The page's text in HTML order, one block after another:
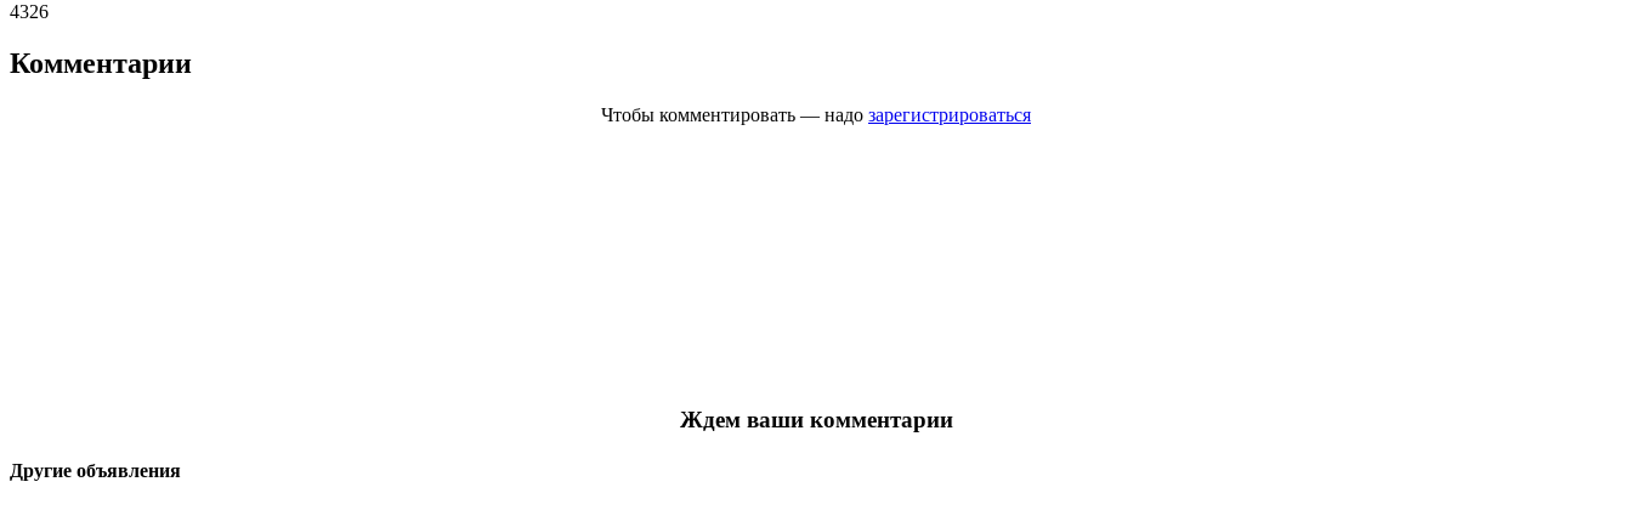
4326
Комментарии
Чтобы комментировать — надо зарегистрироваться
Ждем ваши комментарии
Другие объявления